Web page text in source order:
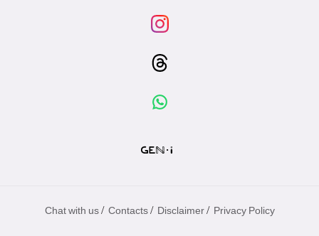
Chat with us / Contacts / Disclaimer / Privacy Policy